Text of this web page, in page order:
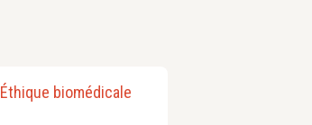
Éthique biomédicale